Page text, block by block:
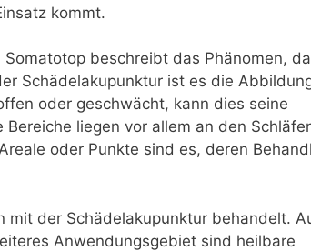
kommt.
beschreibt das Phänomen,
Schädelakupunktur ist es die
oder geschwächt, kann dies seine
liegen vor allem an den
oder Punkte sind es, deren
mit der Schädelakupunktur behandelt.
Anwendungsgebiet sind heilbare